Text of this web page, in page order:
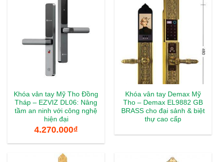
Khóa vân tay Mỹ Tho Đồng
Tháp – EZVIZ DL06: Nâng
tầm an ninh với công nghệ
hiện đại
4.270.000₫
Khóa vân tay Demax Mỹ
Tho – Demax EL9882 GB
BRASS cho đại sảnh & biệt
thự cao cấp